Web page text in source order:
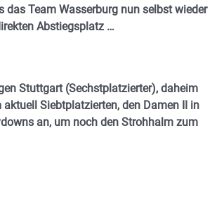
Team Wasserburg nun selbst wieder
Abstiegsplatz …
Stuttgart (Sechstplatzierter), daheim
Siebtplatzierten, den Damen II in
an, um noch den Strohhalm zum